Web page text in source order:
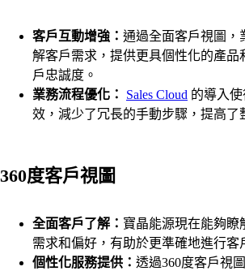
客戶互動增強： 通過全面客戶視圖，
解客戶需求，提供更具個性化的產品
戶忠誠度。
業務流程優化：
Sales Cloud 的導入
效，減少了冗長的手動步驟，提高了
360度客戶視圖
全面客戶了解： 寶晶能源現在能夠瞭
需求和偏好，有助於更準確地進行客
個性化服務提供： 透過360度客戶視